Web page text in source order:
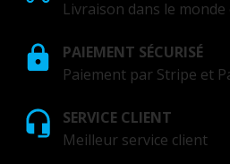
Livraison dans le
PAIEMENT SÉCURISÉ
Paiement par Stripe et
SERVICE CLIENT
Meilleur service client